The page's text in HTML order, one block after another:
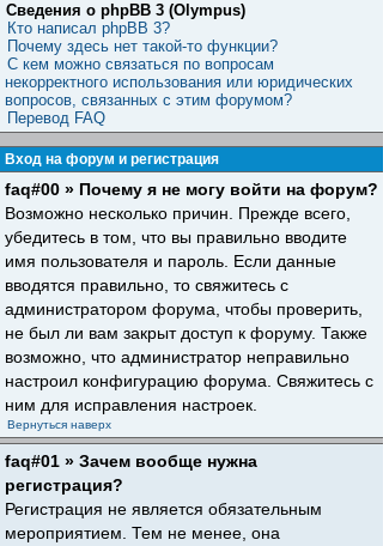
Сведения о phpBB 3 (Olympus)
Кто написал phpBB 3?
Почему здесь нет такой-то функции?
С кем можно связаться по вопросам
некорректного использования или юридических
вопросов, связанных с этим форумом?
Перевод FAQ
Вход на форум и регистрация
faq#00 » Почему я не могу войти на форум?
Возможно несколько причин. Прежде всего,
убедитесь в том, что вы правильно вводите
имя пользователя и пароль. Если данные
вводятся правильно, то свяжитесь с
администратором форума, чтобы проверить,
не был ли вам закрыт доступ к форуму. Также
возможно, что администратор неправильно
настроил конфигурацию форума. Свяжитесь с
ним для исправления настроек.
Вернуться наверх
faq#01 » Зачем вообще нужна
регистрация?
Регистрация не является обязательным
мероприятием. Тем не менее, она